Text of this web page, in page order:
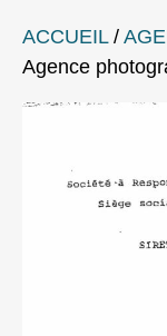
ACCUEIL/
Agence